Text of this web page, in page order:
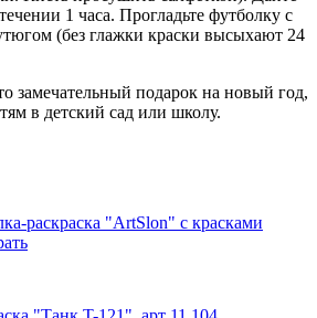
1 часа. Прогладьте футболку с
(без глажки краски высыхают 24
замечательный подарок на новый год,
в детский сад или школу.
раскраска "ArtSlon" с красками